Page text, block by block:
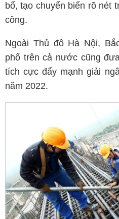
bổ, tạo chuyển biến rõ nét
công.
Ngoài Thủ đô Hà Nội,
phố trên cả nước cũng
tích cực đẩy mạnh giải
năm 2022.